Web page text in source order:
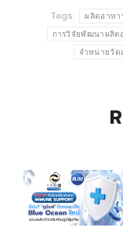
Tags:
ผลิตอาหา
การวิจัยพัฒนาผลิต
จำหน่ายวัต